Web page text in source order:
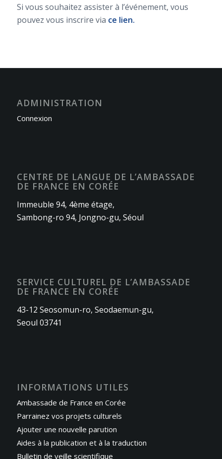
Si vous souhaitez assister à l’événement, vous
pouvez vous inscrire via ce lien.
ADMINISTRATION
Connexion
CENTRE DE LANGUE DE L’AMBASSADE
DE FRANCE EN CORÉE
Immeuble 94, 4ème étage,
Sambong-ro 94, Jongno-gu, Séoul
SERVICE CULTUREL DE L’AMBASSADE
DE FRANCE EN CORÉE
43-12 Seosomun-ro, Seodaemun-gu,
Seoul 03741
INFORMATIONS UTILES
Ambassade de France en Corée
Parrainez vos projets culturels
Ajouter une nouvelle parution
Aides à la publication et à la traduction
Bulletin de veille scientifique